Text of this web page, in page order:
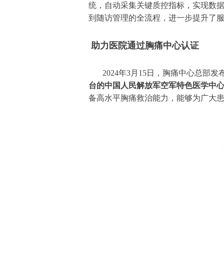
统，自动采集关键质控指标，实现数
到随访管理的全流程，进一步提升了
助力医院通过胸痛中心认证
2024年3月15日，胸痛中心总部
台的中国人民解放军空军特色医学中
备高水平胸痛救治能力，能够为广大